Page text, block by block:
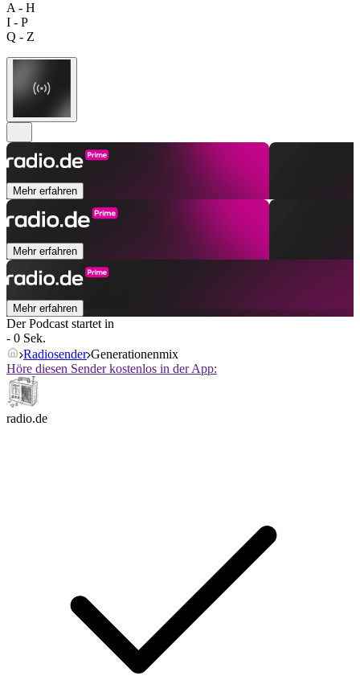
A - H
I - P
Q - Z
Mehr erfahren
Mehr erfahren
Mehr erfahren
Der Podcast startet in
- 0 Sek.
Radiosender Generationenmix
Höre diesen Sender kostenlos in der App:
radio.de